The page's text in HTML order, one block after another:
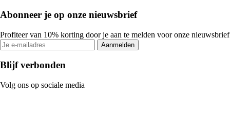
Abonneer je op onze nieuwsbrief
Profiteer van 10% korting door je aan te melden voor onze nieuwsbrief
Aanmelden
Blijf verbonden
Volg ons op sociale media